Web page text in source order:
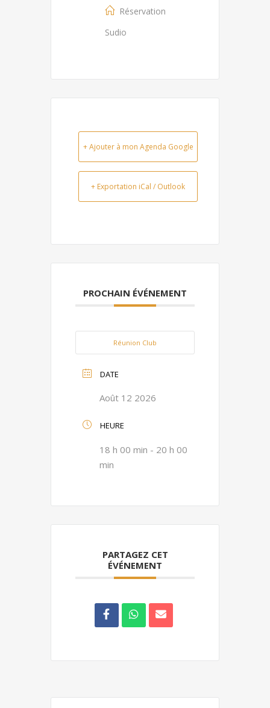
Réservation
Sudio
+ Ajouter à mon Agenda Google
+ Exportation iCal / Outlook
PROCHAIN ÉVÉNEMENT
Réunion Club
DATE
Août 12 2026
HEURE
18 h 00 min - 20 h 00
min
PARTAGEZ CET
ÉVÉNEMENT